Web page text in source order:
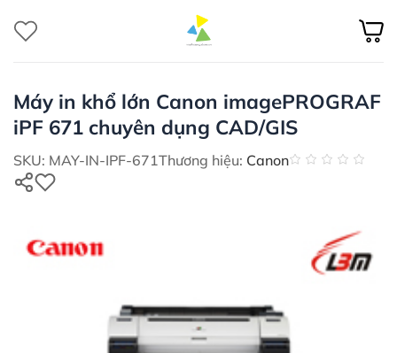
qua
Máy in khổ lớn Canon imagePROGRAF
iPF 671 chuyên dụng CAD/GIS
SKU: MAY-IN-IPF-671Thương hiệu: Canon